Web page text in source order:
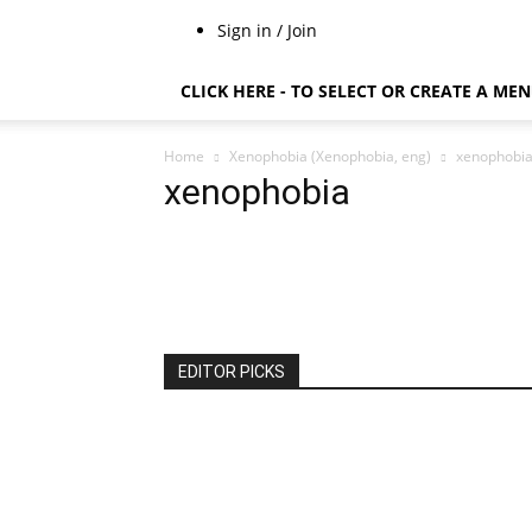
Sign in / Join
CLICK HERE - TO SELECT OR CREATE A
Home Xenophobia (Xenophobia, eng) xenophobia
xenophobia
EDITOR PICKS